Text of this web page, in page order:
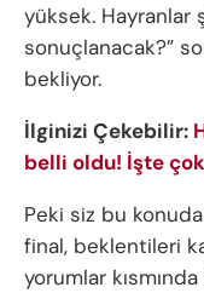
yüksek. Hayranlar
sonuçlanacak?”
bekliyor.
İlginizi Çekebilir:
belli oldu! İşte
Peki siz bu
final, beklentileri
yorumlar